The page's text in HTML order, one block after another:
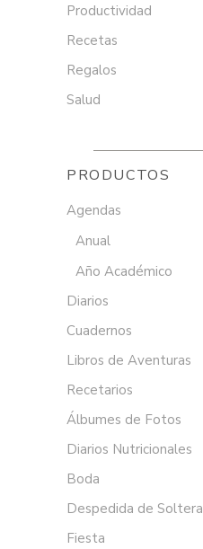
Productividad
Recetas
Regalos
Salud
PRODUCTOS
Agendas
Anual
Año Académico
Diarios
Cuadernos
Libros de Aventuras
Recetarios
Álbumes de Fotos
Diarios Nutricionales
Boda
Despedida de Soltera
Fiesta